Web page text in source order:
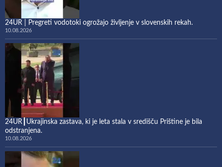
24UR | Pregreti vodotoki ogrožajo življenje v slovenskih rekah.
10.08.2026
24UR┃Ukrajinska zastava, ki je leta stala v središču Prištine je bila
odstranjena.
10.08.2026